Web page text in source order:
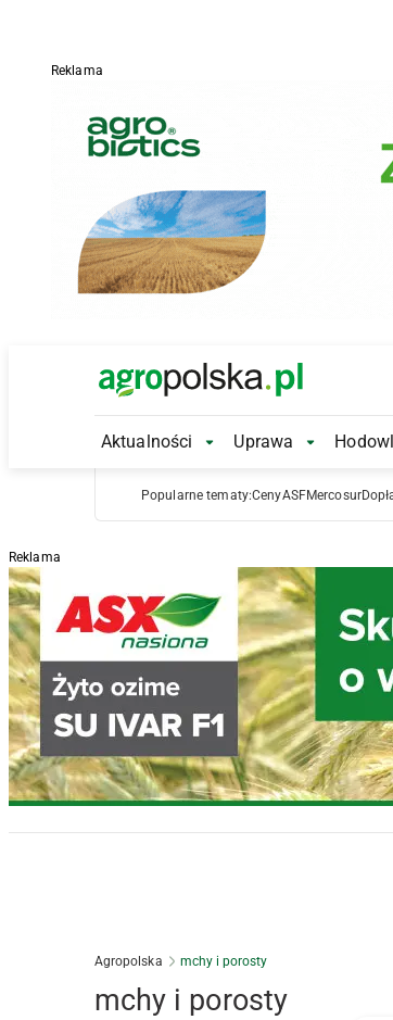
Reklama
Main Logo
Aktualności Aktualności
Uprawa Uprawa
Popularne tematy:CenyASFMercosur
Reklama
Agropolska mchy i porosty
mchy i porosty